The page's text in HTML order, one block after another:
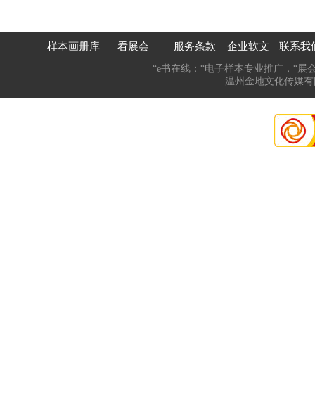
样本画册库 看展会 服务条款 企业软文 联系我
“e书在线：“电子样本专业推广，“展
温州金地文化传媒